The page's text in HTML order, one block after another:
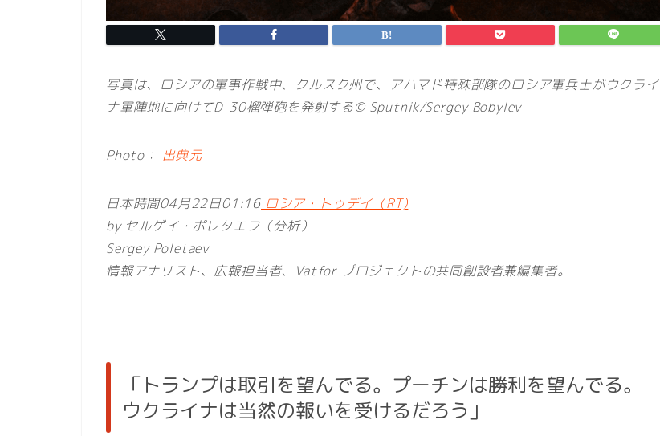
写真は、ロシアの軍事作戦中、クルスク州で、アハマド特殊部隊のロシア軍兵士がウクライ
ナ軍陣地に向けてD-30榴弾砲を発射する© Sputnik/Sergey Bobylev
Photo： 出典元
日本時間04月22日01:16 ロシア・トゥデイ（RT)
by セルゲイ・ポレタエフ（分析）
Sergey Poletaev
情報アナリスト、広報担当者、Vatfor プロジェクトの共同創設者兼編集者。
「トランプは取引を望んでる。プーチンは勝利を望んでる。
ウクライナは当然の報いを受けるだろう」